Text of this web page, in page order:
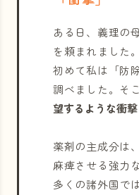
ある日、義理の
を頼まれました
初めて私は「防
調べました。そ
望するような衝撃
薬剤の主成分は
麻痺させる強力
多くの諸外国で